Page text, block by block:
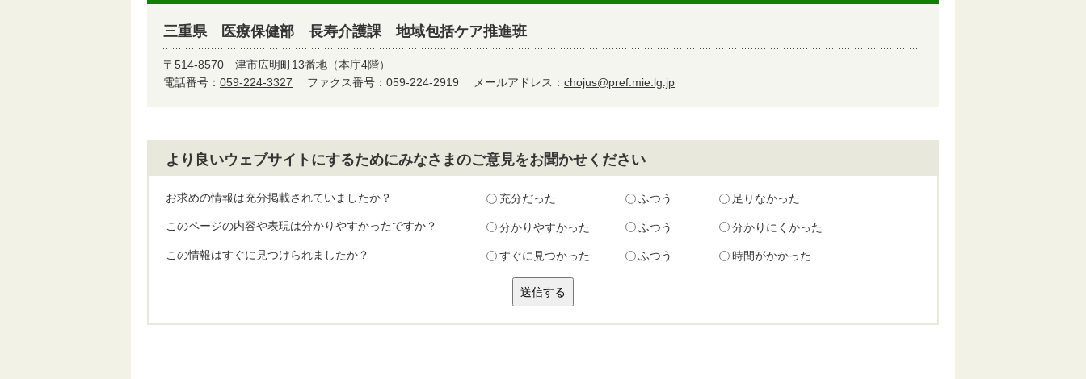
三重県 医療保健部 長寿介護課 地域包括ケア推進班
〒514-8570 津市広明町13番地（本庁4階）
電話番号： 059-224-3327 ファクス番号：059-224-2919 メールアドレス： chojus@pref.mie.lg.jp
より良いウェブサイトにするためにみなさまのご意見をお聞かせください
お求めの情報は充分掲載されていましたか？ 充分だった ふつう 足りなかった
このページの内容や表現は分かりやすかったですか？ 分かりやすかった ふつう 分かりにくかった
この情報はすぐに見つけられましたか？ すぐに見つかった ふつう 時間がかかった